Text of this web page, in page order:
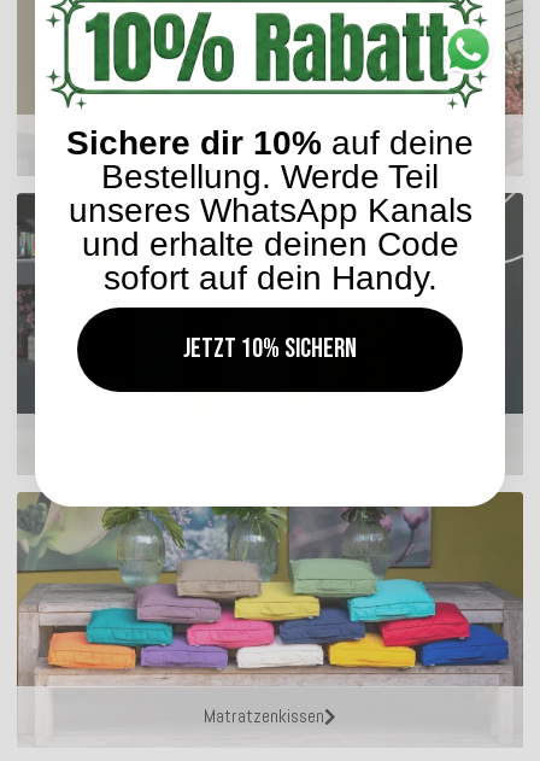
Sitzkissen
Matratzenkissen
Sichere dir 10% auf deine
Bestellung. Werde Teil
unseres WhatsApp Kanals
und erhalte deinen Code
sofort auf dein Handy.
Jetzt 10% sichern